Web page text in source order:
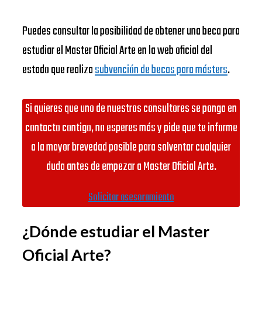
Puedes consultar la posibilidad de obtener una beca para
estudiar el Master Oficial Arte en la web oficial del
estado que realizasubvención de becas para másters.
Si quieres que uno de nuestros consultores se ponga en
contacto contigo, no esperes más y pide que te informe
a la mayor brevedad posible para solventar cualquier
duda antes de empezar a Master Oficial Arte.
Solicitar asesoramiento
¿Dónde estudiar el Master
Oficial Arte?